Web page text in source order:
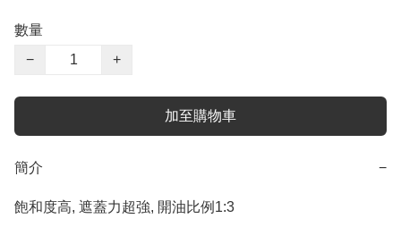
數量
−
+
加至購物車
簡介 −
飽和度高, 遮蓋力超強, 開油比例1:3